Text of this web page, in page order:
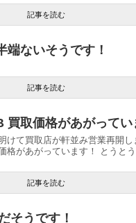
記事を読む
端ないそうです！
記事を読む
取価格があがってい
けて買取店が軒並み営業再開し
格があがっています！ とうと
記事を読む
そうです！